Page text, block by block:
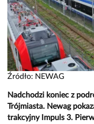
Źródło: NEWAG
Nadchodzi koniec z
Trójmiasta. Newag
trakcyjny Impuls 3.